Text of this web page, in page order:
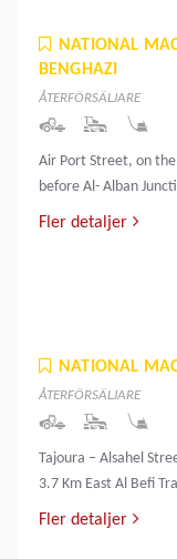
NATIONAL
BENGHAZI
ÅTERFÖRSÄLJARE
Air Port Street, on
before Al- Alban
Fler detaljer
NATIONAL
ÅTERFÖRSÄLJARE
Tajoura – Alsahel
3.7 Km East Al Befi
Fler detaljer